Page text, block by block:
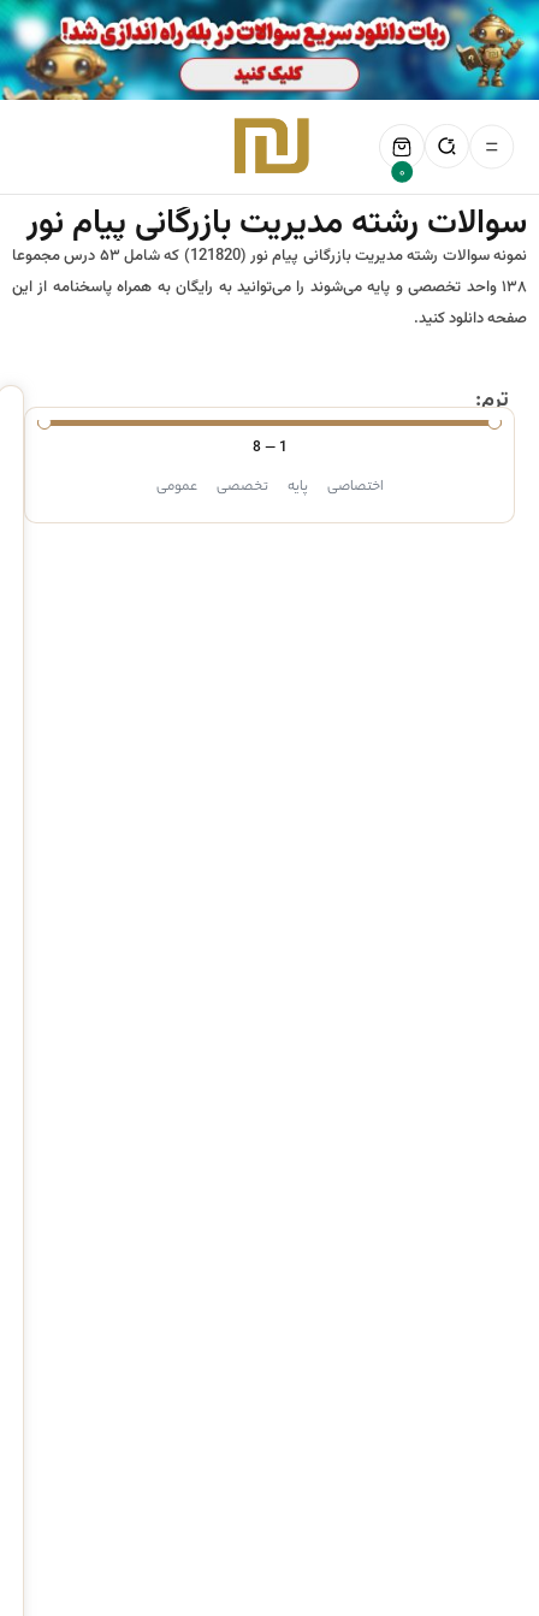
0
سوالات رشته مدیریت بازرگانی پیام نور
نمونه سوالات رشته مدیریت بازرگانی پیام نور (121820) که شامل ۵۳ درس مجموعا
۱۳۸ واحد تخصصی و پایه می‌شوند را می‌توانید به رایگان به همراه پاسخنامه از این
صفحه دانلود کنید.
ترم:
1
—
8
اختصاصی پایه تخصصی عمومی